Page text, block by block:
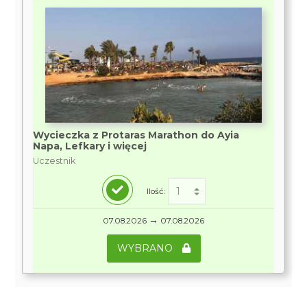
Wycieczka z Protaras Marathon do Ayia
Napa, Lefkary i więcej
Uczestnik
Ilość:
07.08.2026 → 07.08.2026
WYBRANO